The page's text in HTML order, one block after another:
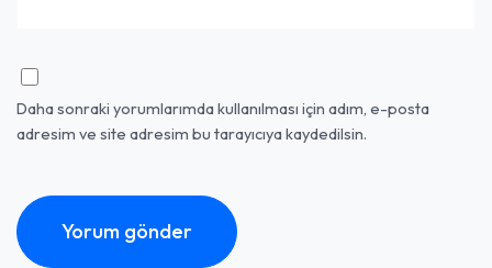
Daha sonraki yorumlarımda kullanılması için adım, e-posta
adresim ve site adresim bu tarayıcıya kaydedilsin.